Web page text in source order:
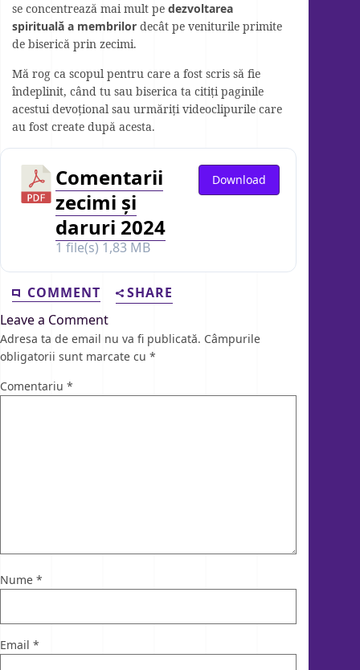
se concentrează mai mult pe dezvoltarea
spirituală a membrilor decât pe veniturile primite
de biserică prin zecimi.
Mă rog ca scopul pentru care a fost scris să fie
îndeplinit, când tu sau biserica ta citiți paginile
acestui devoțional sau urmăriți videoclipurile care
au fost create după acesta.
Comentarii
zecimi și
daruri 2024
1 file(s) 1,83 MB
Download
COMMENT
SHARE
Leave a Comment
Adresa ta de email nu va fi publicată. Câmpurile
obligatorii sunt marcate cu *
Comentariu *
Nume *
Email *